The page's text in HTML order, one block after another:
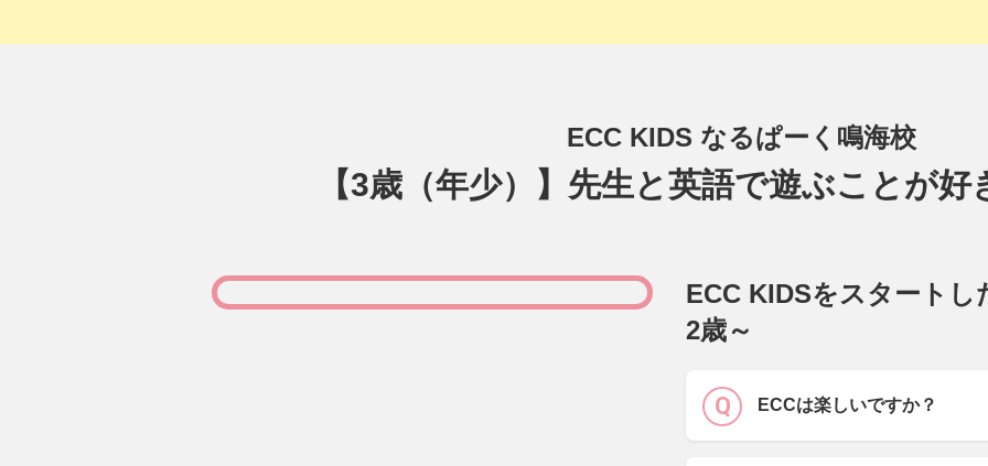
ECC KIDS なるぱーく鳴海校
【3歳（年少）】先生と英語で遊ぶことが
ECC KIDSをスタートし
2歳～
ECCは楽しいですか？